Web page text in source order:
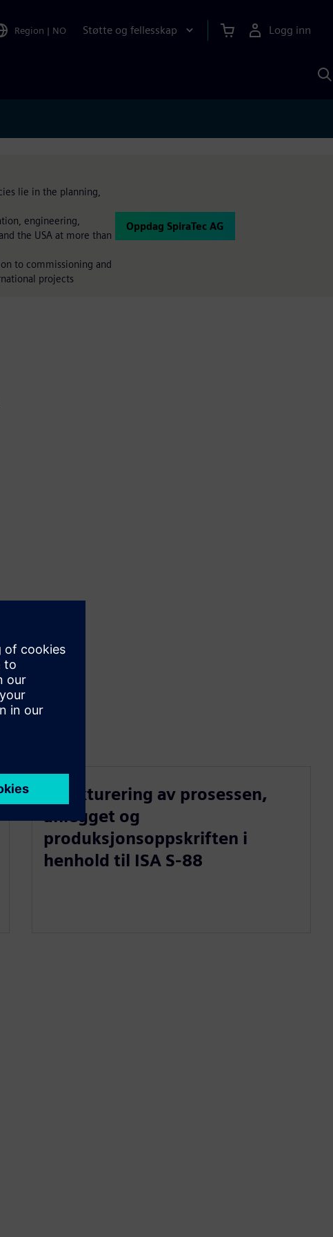
Region | NO Støtte og fellesskap Logg inn
lie in the planning,
engineering,
the USA at more than
to commissioning and
projects
Oppdag SpiraTec AG
Strukturering av prosessen,
anlegget og
produksjonsoppskriften i
henhold til ISA S-88